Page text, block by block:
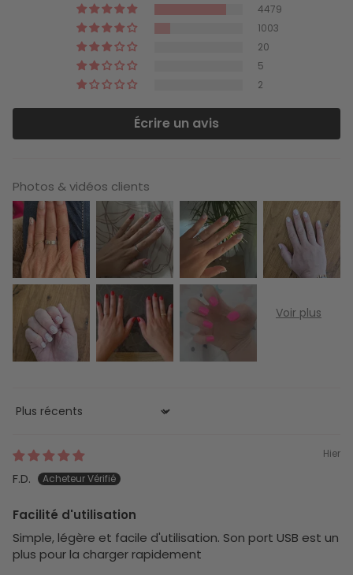
4479
1003
20
5
2
Écrire un avis
Photos & vidéos clients
Sort by
Hier
F.D.
Facilité d'utilisation
Simple, légère et facile d'utilisation. Son port USB est un
plus pour la charger rapidement